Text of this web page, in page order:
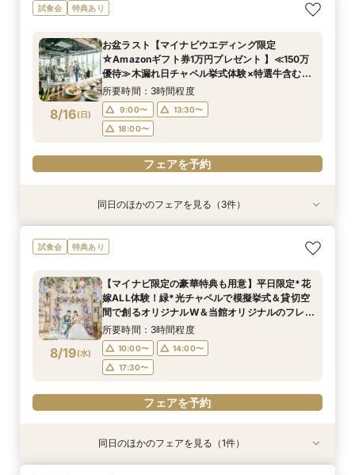
8/15(土)
短期間でも理想が叶う◆安心サポート×豪華特典
付フェア
14:00〜
18:00〜
フェアを予約
8/15(土)
【マイナビ限定*カジュアル派に人気】1.5次会や
パーティスタイルを検討中の方へ｜貸切邸宅で叶
所要時間：3時間程度
9:30〜
14:00〜
18:00〜
フェアを予約
8/15(土)
【ゲスト満足◎】絶品料理×オープンキッチン演
出＊豪華4万試食
14:00〜
18:00〜
フェアを予約
試食会 特典あり
8/16(日)
お盆ラスト【マイナビウエディング限定
☆Amazonギフト券1万円プレゼント 】≪150万
優待≫木漏れ日チャペル挙式体験×特選牛含む絶
品試食×豪華特典
所要時間：3時間程度
9:00〜
13:30〜
18:00〜
フェアを予約
特典あり
8/16( 日)
【マイナビ限定*カジュアル派に人気】1.5次会や
パーティスタイルを検討中の方へ｜貸切邸宅で叶
所要時間：3時間程度
9:00〜
13:30〜
18:00〜
フェアを予約
特典あり
8/16( 日)
短期間でも理想が叶う◆安心サポート×豪華特典
付フェア
9:00〜
13:30〜
18:00〜
フェアを予約
特典あり
8/16( 日)
【ゲスト満足◎】絶品料理×オープンキッチン演
出＊豪華4万試食
9:00〜
13:30〜
18:00〜
フェアを予約
同日のほかのフェアを見る（3件）
試食会 特典あり
8/19(水)
【マイナビ限定の豪華特典も用意】平日限定*花
嫁ALL体験！緑*光チャペルで模擬挙式＆貸切空
間で創るオリジナルW＆当館オリジナルのフレン
チ×日本料理の融合料理も体験できる贅沢試食会
へご招待
所要時間：3時間程度
10:00〜
14:00〜
17:30〜
フェアを予約
特典あり同日のほかのフェアを見る（1件）